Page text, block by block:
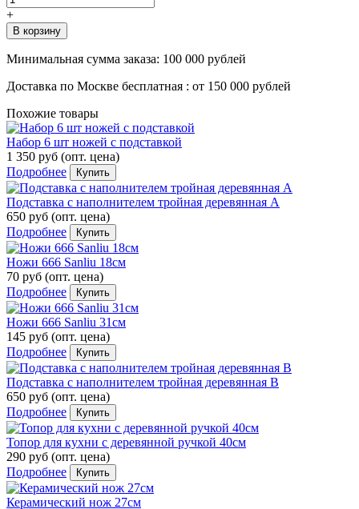
+
В корзину
Минимальная сумма заказа: 100 000 рублей
Доставка по Москве бесплатная : от 150 000 рублей
Похожие товары
Набор 6 шт ножей с подставкой
1 350 руб (опт. цена)
Подробнее
Купить
Подставка с наполнителем тройная деревянная А
650 руб (опт. цена)
Подробнее
Купить
Ножи 666 Sanliu 18см
70 руб (опт. цена)
Подробнее
Купить
Ножи 666 Sanliu 31см
145 руб (опт. цена)
Подробнее
Купить
Подставка с наполнителем тройная деревянная В
650 руб (опт. цена)
Подробнее
Купить
Топор для кухни с деревянной ручкой 40см
290 руб (опт. цена)
Подробнее
Купить
Керамический нож 27см